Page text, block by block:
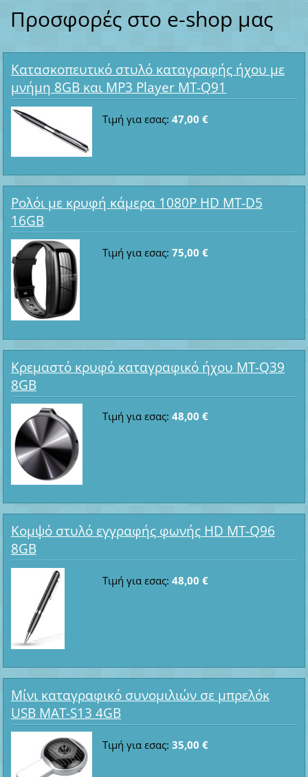
Προσφορές στο e-shop μας
Κατασκοπευτικό στυλό καταγραφής ήχου με
μνήμη 8GB και MP3 Player MT-Q91
Τιμή για εσας: 47,00 €
Ρολόι με κρυφή κάμερα 1080P HD MT-D5
16GB
Τιμή για εσας: 75,00 €
Κρεμαστό κρυφό καταγραφικό ήχου MT-Q39
8GB
Τιμή για εσας: 48,00 €
Κομψό στυλό εγγραφής φωνής HD MT-Q96
8GB
Τιμή για εσας: 48,00 €
Μίνι καταγραφικό συνομιλιών σε μπρελόκ
USB MAT-S13 4GB
Τιμή για εσας: 35,00 €